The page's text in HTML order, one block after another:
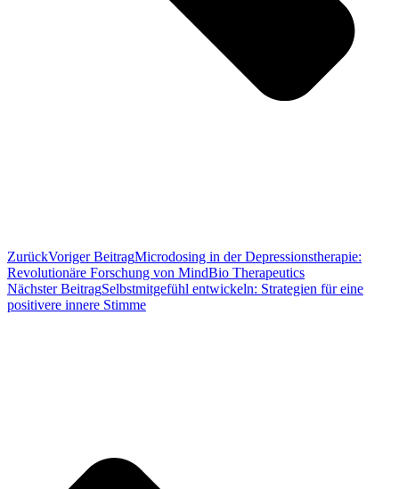
ZurückVoriger BeitragMicrodosing in der Depressionstherapie:
Revolutionäre Forschung von MindBio Therapeutics
Nächster BeitragSelbstmitgefühl entwickeln: Strategien für eine
positivere innere Stimme